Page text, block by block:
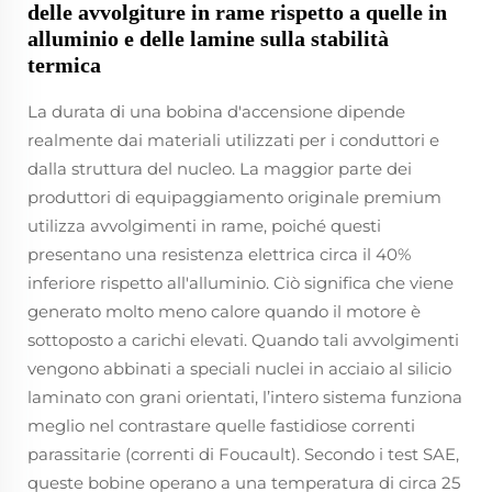
delle avvolgiture in rame rispetto a quelle in
alluminio e delle lamine sulla stabilità
termica
La durata di una bobina d'accensione dipende
realmente dai materiali utilizzati per i conduttori e
dalla struttura del nucleo. La maggior parte dei
produttori di equipaggiamento originale premium
utilizza avvolgimenti in rame, poiché questi
presentano una resistenza elettrica circa il 40%
inferiore rispetto all'alluminio. Ciò significa che viene
generato molto meno calore quando il motore è
sottoposto a carichi elevati. Quando tali avvolgimenti
vengono abbinati a speciali nuclei in acciaio al silicio
laminato con grani orientati, l’intero sistema funziona
meglio nel contrastare quelle fastidiose correnti
parassitarie (correnti di Foucault). Secondo i test SAE,
queste bobine operano a una temperatura di circa 25